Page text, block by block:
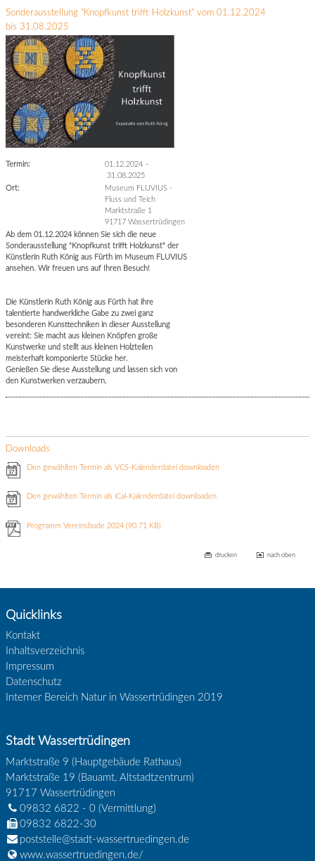
Sonderausstellung "Knopfkunst trifft Holzkunst" vom 01.12.2024
bis 31.08.2025
Termin: 01.12.2024 –
31.08.2025
Ort:
Museum FLUVIUS -
Fluss und Teich
Marktstraße 1
91717 Wassertrüdingen
Ab dem 01.12.2024 können Sie sich die neue
Sonderausstellung "Knopfkunst trifft Holzkunst" der
Künstlerin Ruth König aus Fürth im Museum FLUVIUS
ansehen. Wir freuen uns auf Ihren Besuch!
Die Künstlerin Ruth König aus Fürth hat ihre
talentierte handwerkliche Gabe zu zwei ganz
besonderen Kunsttechniken in dieser Ausstellung
vereint: Sie macht aus kleinen Knöpfen große
Kunstwerke und stellt aus kleinen Holzteilen
meisterhaft komponierte Stücke her.
Genießen Sie diese Ausstellung und lassen sich von
den Kunstwerken verzaubern.
Downloads
Den gewählten Termin als VCS-Kalenderdatei downloaden
Den gewählten Termin als iCal-Kalenderdatei downloaden
Programm Vereinsbude 2024(90.71 KB)
drucken nach oben
Quicklinks
Kontakt
Inhaltsverzeichnis
Impressum
Datenschutz
Interner Bereich Natur in Wassertrüdingen 2019
Stadt Wassertrüdingen
Marktstraße 9 (Hauptgebäude Rathaus)
Marktstraße 19 (Bauamt, Altstadtzentrum)
91717 Wassertrüdingen
09832 6822 - 0(Vermittlung)
09832 6822-30
poststelle@stadt-wassertruedingen.de
www.wassertruedingen.de/